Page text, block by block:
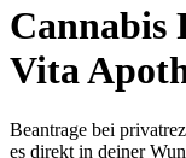
Cannabis
Vita
Beantrage bei
es direkt in deiner